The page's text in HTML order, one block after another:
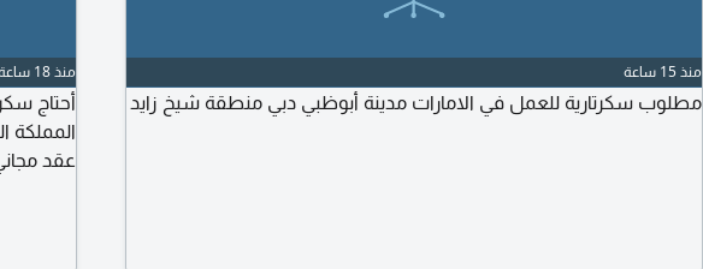
منذ 15 ساعة
مطلوب سكرتارية للعمل في الامارات مدينة أبوظبي دبي منطقة شيخ زايد
منذ 18 ساعة
أحتاج
المملكة
عقد